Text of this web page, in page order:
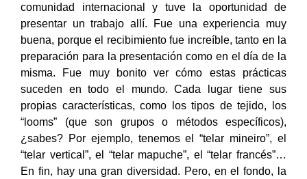
comunidad internacional y tuve la oportunidad de
presentar un trabajo allí. Fue una experiencia muy
buena, porque el recibimiento fue increíble, tanto en la
preparación para la presentación como en el día de la
misma. Fue muy bonito ver cómo estas prácticas
suceden en todo el mundo. Cada lugar tiene sus
propias características, como los tipos de tejido, los
“looms” (que son grupos o métodos específicos),
¿sabes? Por ejemplo, tenemos el “telar mineiro”, el
“telar vertical”, el “telar mapuche”, el “telar francés”…
En fin, hay una gran diversidad. Pero, en el fondo, la